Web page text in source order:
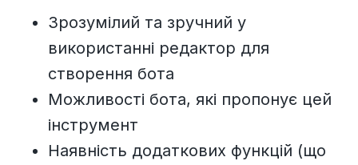
Зрозумілий та зручний у
використанні редактор для
створення бота
Можливості бота, які пропонує цей
інструмент
Наявність додаткових функцій (що